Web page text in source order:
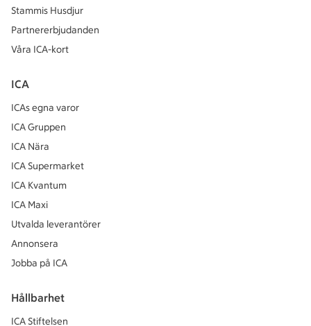
Stammis Husdjur
Partnererbjudanden
Våra ICA-kort
ICA
ICAs egna varor
ICA Gruppen
ICA Nära
ICA Supermarket
ICA Kvantum
ICA Maxi
Utvalda leverantörer
Annonsera
Jobba på ICA
Hållbarhet
ICA Stiftelsen